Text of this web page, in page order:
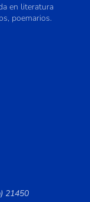
en literatura
poemarios.
21450